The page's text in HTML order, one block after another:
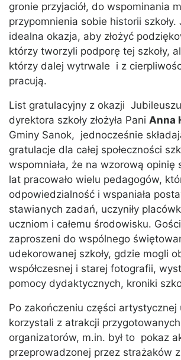
gronie przyjaciół, do wspominania
przypomnienia sobie historii
idealna okazja, aby złożyć
którzy tworzyli podporę tej szkoły,
którzy dalej wytrwale i z
pracują.
List gratulacyjny z okazji
dyrektora szkoły złożyła Pani Anna
Gminy Sanok, jednocześnie
gratulacje dla całej społeczności
wspomniała, że na wzorową opinię
lat pracowało wielu pedagogów,
odpowiedzialność i wspaniała
stawianych zadań, uczyniły
uczniom i całemu środowisku.
zaproszeni do wspólnego
udekorowanej szkoły, gdzie mogli
współczesnej i starej fotografii,
pomocy dydaktycznych, kroniki
Po zakończeniu części artystycznej
korzystali z atrakcji
organizatorów, m.in. był to pokaz
przeprowadzonej przez strażaków z